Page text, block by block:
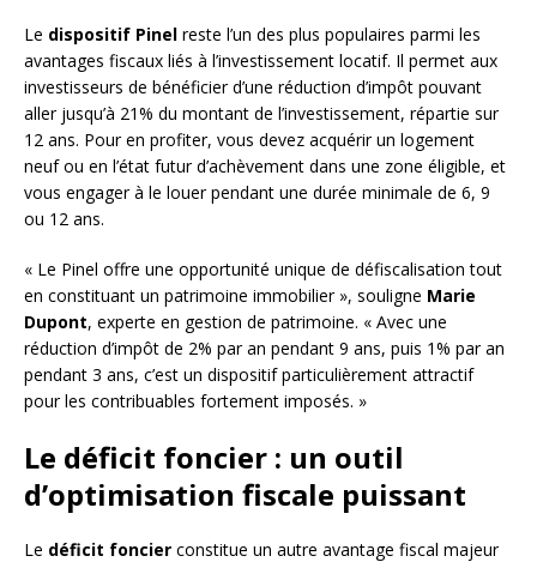
Le dispositif Pinel reste l’un des plus populaires parmi les
avantages fiscaux liés à l’investissement locatif. Il permet aux
investisseurs de bénéficier d’une réduction d’impôt pouvant
aller jusqu’à 21% du montant de l’investissement, répartie sur
12 ans. Pour en profiter, vous devez acquérir un logement
neuf ou en l’état futur d’achèvement dans une zone éligible, et
vous engager à le louer pendant une durée minimale de 6, 9
ou 12 ans.
« Le Pinel offre une opportunité unique de défiscalisation tout
en constituant un patrimoine immobilier », souligne Marie
Dupont, experte en gestion de patrimoine. « Avec une
réduction d’impôt de 2% par an pendant 9 ans, puis 1% par an
pendant 3 ans, c’est un dispositif particulièrement attractif
pour les contribuables fortement imposés. »
Le déficit foncier : un outil
d’optimisation fiscale puissant
Le déficit foncier constitue un autre avantage fiscal majeur